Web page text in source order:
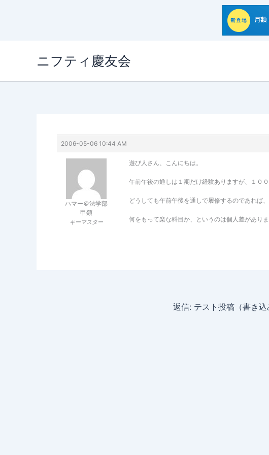
ニフティ慶友会
2006-05-06 10:44 AM
ハマー＠法学部
甲類
キーマスター
遊び人さん、こんにちは。
午前午後の通しは１期だけ経験ありますが、１０
どうしても午前午後を通しで履修するのであれば
何をもって楽な科目か、というのは個人差があり
返信: テスト投稿（書き込